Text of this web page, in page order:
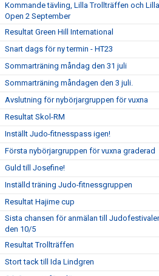
Kommande tävling, Lilla Trollträffen och
Open 2 September
Resultat Green Hill International
Snart dags för ny termin - HT23
Sommarträning måndag den 31 juli
Sommarträning måndagen den 3 juli.
Avslutning för nybörjargruppen för vuxna
Resultat Skol-RM
Inställt Judo-fitnesspass igen!
Första nybörjargruppen för vuxna graderad
Guld till Josefine!
Inställd träning Judo-fitnessgruppen
Resultat Hajime cup
Sista chansen för anmälan till
den 10/5
Resultat Trollträffen
Stort tack till Ida Lindgren